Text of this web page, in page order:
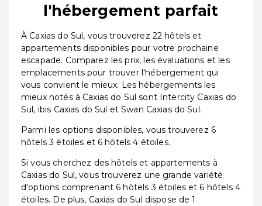
l'hébergement parfait
À Caxias do Sul, vous trouverez 22 hôtels et
appartements disponibles pour votre prochaine
escapade. Comparez les prix, les évaluations et les
emplacements pour trouver l'hébergement qui
vous convient le mieux. Les hébergements les
mieux notés à Caxias do Sul sont Intercity Caxias do
Sul, ibis Caxias do Sul et Swan Caxias do Sul.
Parmi les options disponibles, vous trouverez 6
hôtels 3 étoiles et 6 hôtels 4 étoiles.
Si vous cherchez des hôtels et appartements à
Caxias do Sul, vous trouverez une grande variété
d'options comprenant 6 hôtels 3 étoiles et 6 hôtels 4
étoiles. De plus, Caxias do Sul dispose de 1